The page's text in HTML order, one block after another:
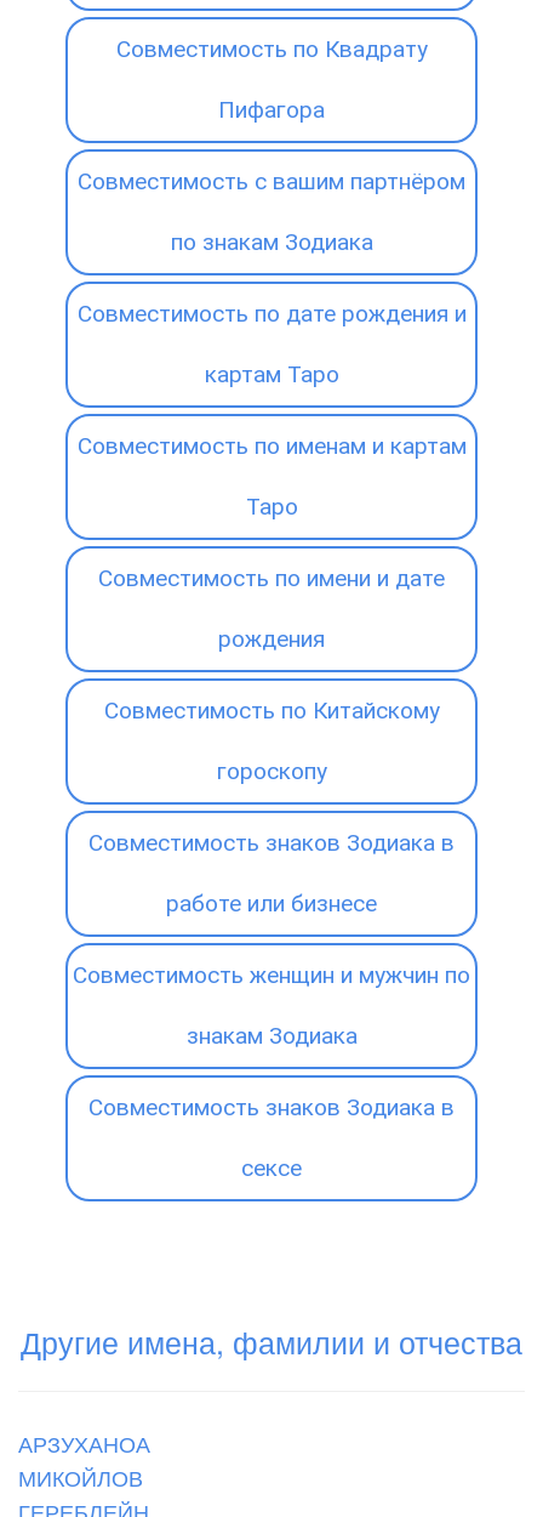
Совместимость по Квадрату
Пифагора
Совместимость с вашим партнёром
по знакам Зодиака
Совместимость по дате рождения и
картам Таро
Совместимость по именам и картам
Таро
Совместимость по имени и дате
рождения
Совместимость по Китайскому
гороскопу
Совместимость знаков Зодиака в
работе или бизнесе
Совместимость женщин и мужчин по
знакам Зодиака
Совместимость знаков Зодиака в
сексе
Другие имена, фамилии и отчества
АРЗУХАНОА
МИКОЙЛОВ